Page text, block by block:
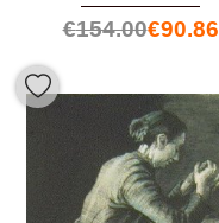
€154.00€90.86